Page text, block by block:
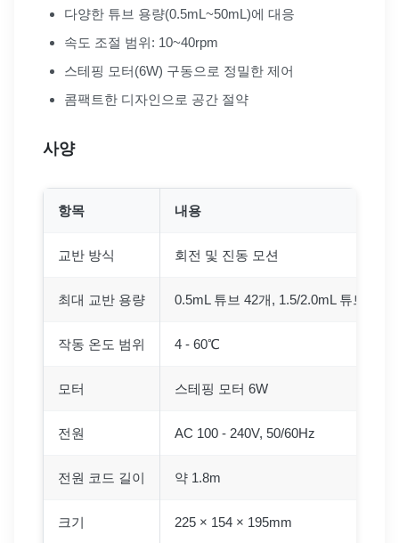
다양한 튜브 용량(0.5mL~50mL)에 대응
속도 조절 범위: 10~40rpm
스테핑 모터(6W) 구동으로 정밀한 제어
콤팩트한 디자인으로 공간 절약
사양
항목 내용
교반 방식 회전 및 진동 모션
최대 교반 용량 0.5mL 튜브 42개, 1.5/2.0mL 튜브 30
작동 온도 범위 4 - 60℃
모터 스테핑 모터 6W
전원 AC 100 - 240V, 50/60Hz
전원 코드 길이 약 1.8m
크기 225 × 154 × 195mm